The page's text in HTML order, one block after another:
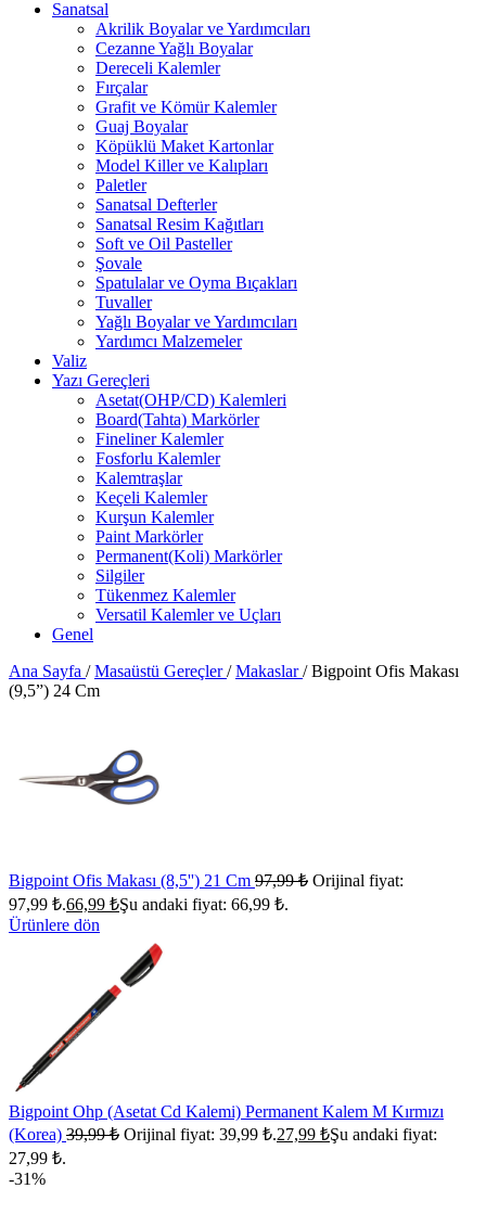
Sanatsal
Akrilik Boyalar ve Yardımcıları
Cezanne Yağlı Boyalar
Dereceli Kalemler
Fırçalar
Grafit ve Kömür Kalemler
Guaj Boyalar
Köpüklü Maket Kartonlar
Model Killer ve Kalıpları
Paletler
Sanatsal Defterler
Sanatsal Resim Kağıtları
Soft ve Oil Pasteller
Şovale
Spatulalar ve Oyma Bıçakları
Tuvaller
Yağlı Boyalar ve Yardımcıları
Yardımcı Malzemeler
Valiz
Yazı Gereçleri
Asetat(OHP/CD) Kalemleri
Board(Tahta) Markörler
Fineliner Kalemler
Fosforlu Kalemler
Kalemtraşlar
Keçeli Kalemler
Kurşun Kalemler
Paint Markörler
Permanent(Koli) Markörler
Silgiler
Tükenmez Kalemler
Versatil Kalemler ve Uçları
Genel
Ana Sayfa / Masaüstü Gereçler/ Makaslar/ Bigpoint Ofis Makası
(9,5”) 24 Cm
Bigpoint Ofis Makası (8,5'') 21 Cm 97,99₺ Orijinal fiyat:
97,99 ₺.66,99 ₺Şu andaki fiyat: 66,99 ₺.
Ürünlere dön
Bigpoint Ohp (Asetat Cd Kalemi) Permanent Kalem M Kırmızı
(Korea) 39,99₺ Orijinal fiyat: 39,99 ₺.27,99 ₺Şu andaki fiyat:
27,99 ₺.
-31%